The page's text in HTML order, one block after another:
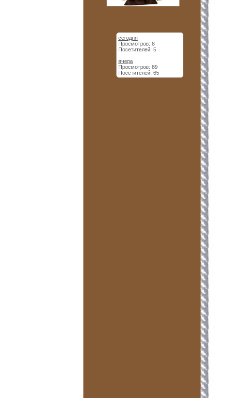
сегодня
Просмотров: 8
Посетителей: 5
вчера
Просмотров: 89
Посетителей: 65